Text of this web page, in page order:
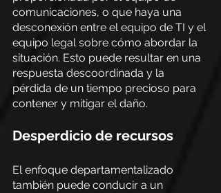
comunicaciones, o que haya una
desconexión entre el equipo de TI y el
equipo legal sobre cómo abordar la
situación. Esto puede resultar en una
respuesta descoordinada y la
pérdida de un tiempo precioso para
contener y mitigar el daño.
Desperdicio de recursos
El enfoque departamentalizado
también puede conducir a un